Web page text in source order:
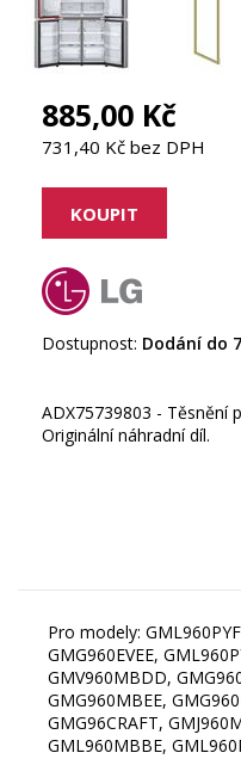
885,00 Kč
731,40 Kč bez DPH
Dostupnost: Dodání do
ADX75739803 - Těsnění
Originální náhradní díl.
Pro modely:
GMG960EVEE,
GMV960MBDD,
GMG960MBEE,
GMG96CRAFT,
GML960MBBE,